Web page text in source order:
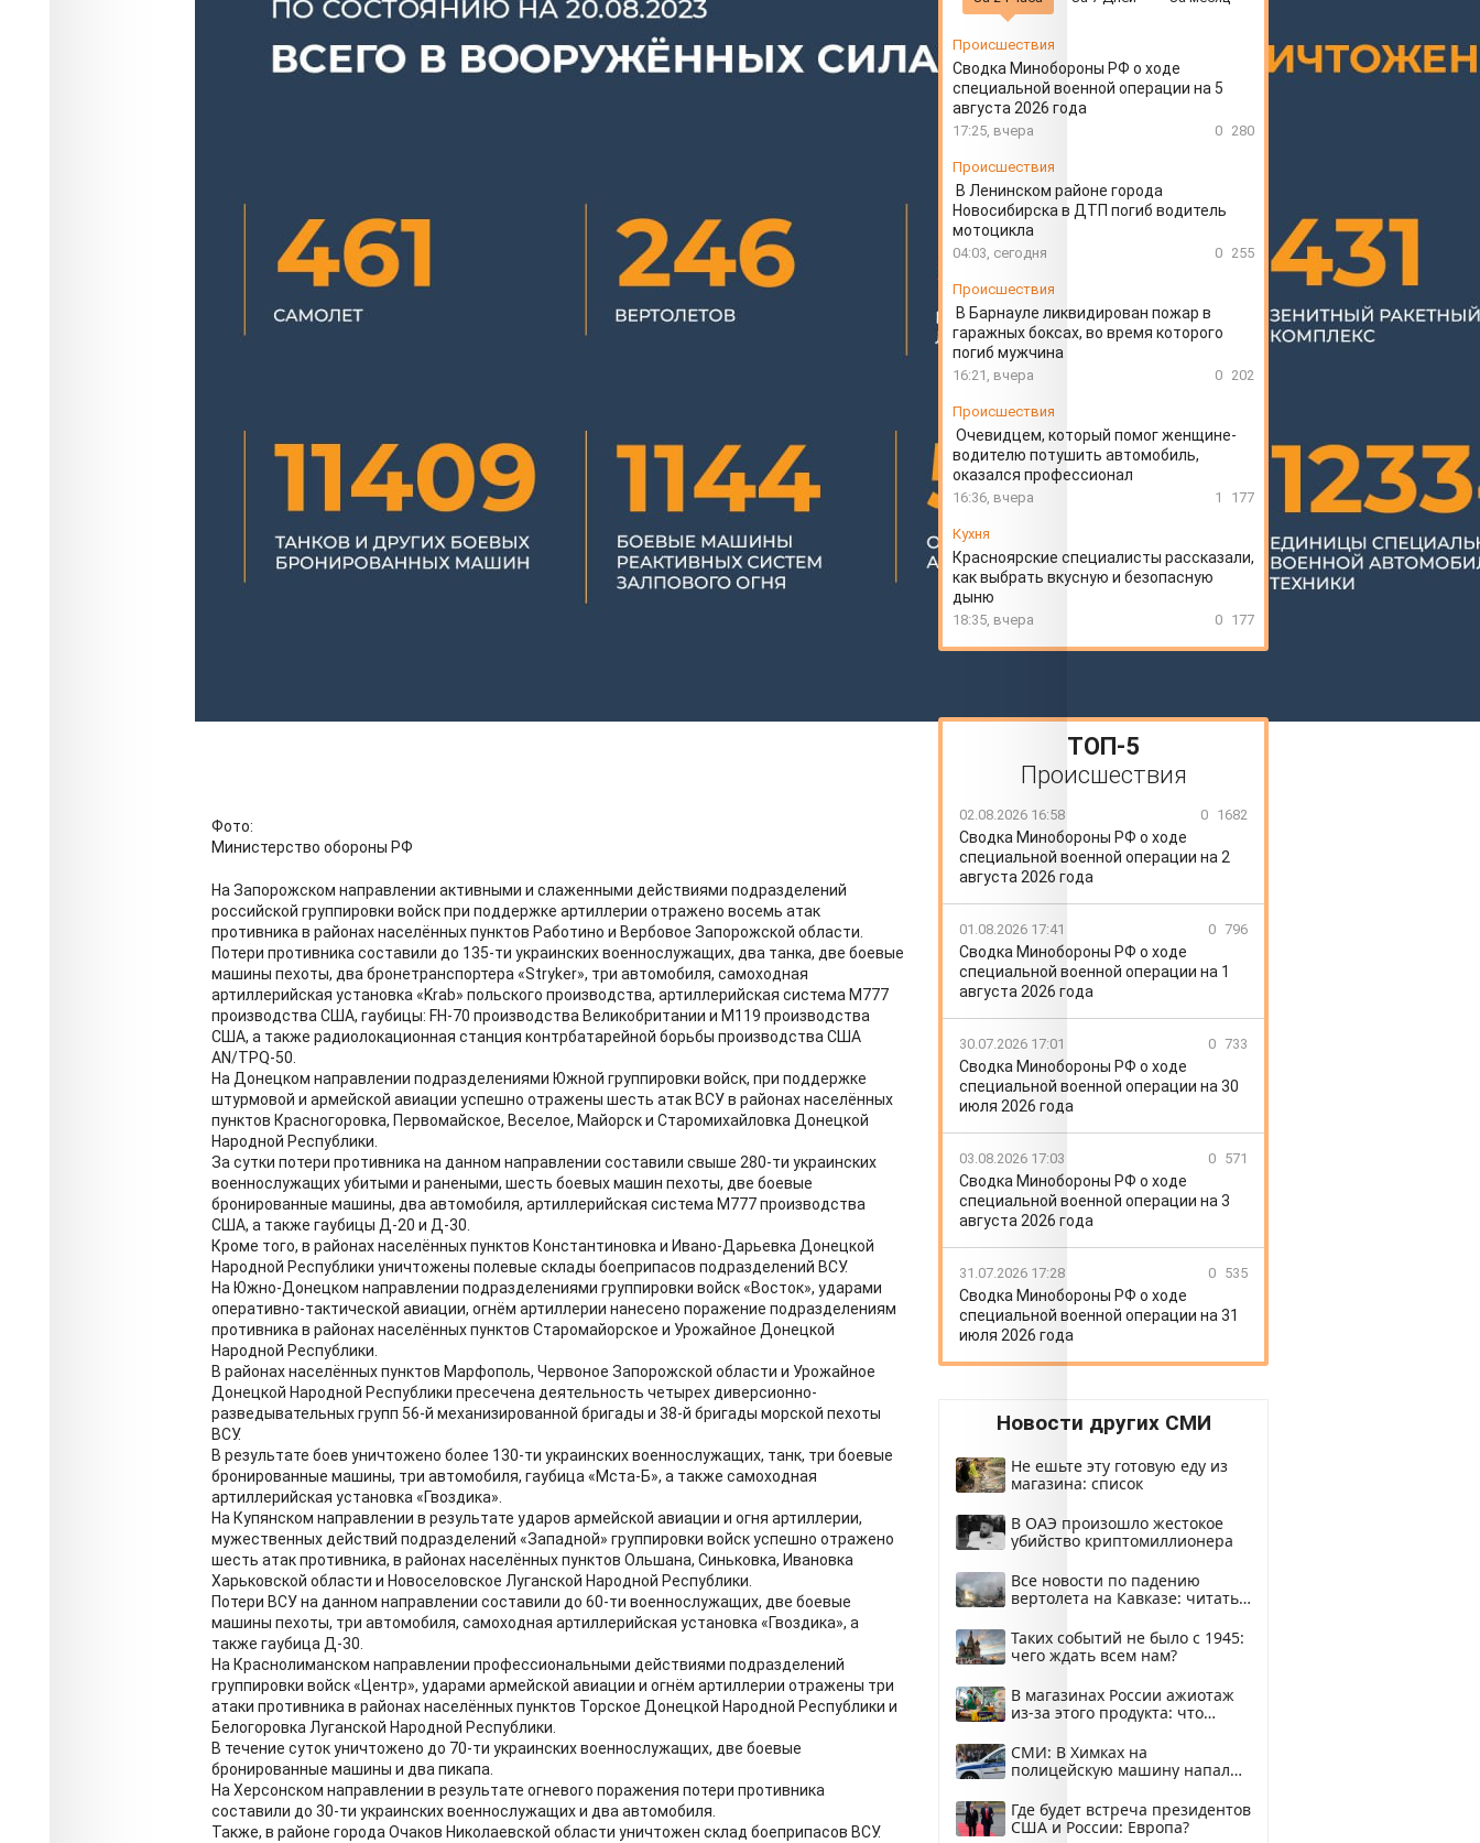
20 августа 2023 года
20.08.2023 20:05
Фото:
Министерство обороны РФ
На Запорожском направлении активными и слаженными действиями подразделений
российской группировки войск при поддержке артиллерии отражено восемь атак
противника в районах населённых пунктов Работино и Вербовое Запорожской области.
Потери противника составили до 135-ти украинских военнослужащих, два танка, две боевые
машины пехоты, два бронетранспортера «Stryker», три автомобиля, самоходная
артиллерийская установка «Krab» польского производства, артиллерийская система М777
производства США, гаубицы: FH-70 производства Великобритании и M119 производства
США, а также радиолокационная станция контрбатарейной борьбы производства США
AN/TPQ-50.
На Донецком направлении подразделениями Южной группировки войск, при поддержке
штурмовой и армейской авиации успешно отражены шесть атак ВСУ в районах населённых
пунктов Красногоровка, Первомайское, Веселое, Майорск и Старомихайловка Донецкой
Народной Республики.
За сутки потери противника на данном направлении составили свыше 280-ти украинских
военнослужащих убитыми и ранеными, шесть боевых машин пехоты, две боевые
бронированные машины, два автомобиля, артиллерийская система М777 производства
США, а также гаубицы Д-20 и Д-30.
Кроме того, в районах населённых пунктов Константиновка и Ивано-Дарьевка Донецкой
Народной Республики уничтожены полевые склады боеприпасов подразделений ВСУ.
На Южно-Донецком направлении подразделениями группировки войск «Восток», ударами
оперативно-тактической авиации, огнём артиллерии нанесено поражение подразделениям
противника в районах населённых пунктов Старомайорское и Урожайное Донецкой
Народной Республики.
В районах населённых пунктов Марфополь, Червоное Запорожской области и Урожайное
Донецкой Народной Республики пресечена деятельность четырех диверсионно-
разведывательных групп 56-й механизированной бригады и 38-й бригады морской пехоты
ВСУ.
В результате боев уничтожено более 130-ти украинских военнослужащих, танк, три боевые
бронированные машины, три автомобиля, гаубица «Мста-Б», а также самоходная
артиллерийская установка «Гвоздика».
На Купянском направлении в результате ударов армейской авиации и огня артиллерии,
мужественных действий подразделений «Западной» группировки войск успешно отражено
шесть атак противника, в районах населённых пунктов Ольшана, Синьковка, Ивановка
Харьковской области и Новоселовское Луганской Народной Республики.
Потери ВСУ на данном направлении составили до 60-ти военнослужащих, две боевые
машины пехоты, три автомобиля, самоходная артиллерийская установка «Гвоздика», а
также гаубица Д-30.
На Краснолиманском направлении профессиональными действиями подразделений
группировки войск «Центр», ударами армейской авиации и огнём артиллерии отражены три
атаки противника в районах населённых пунктов Торское Донецкой Народной Республики и
Белогоровка Луганской Народной Республики.
В течение суток уничтожено до 70-ти украинских военнослужащих, две боевые
бронированные машины и два пикапа.
На Херсонском направлении в результате огневого поражения потери противника
составили до 30-ти украинских военнослужащих и два автомобиля.
Также, в районе города Очаков Николаевской области уничтожен склад боеприпасов ВСУ.
Происшествия
Сводка Минобороны РФ о ходе
специальной военной операции на 5
августа 2026 года
17:25, вчера 0 280
Происшествия
В Ленинском районе города
Новосибирска в ДТП погиб водитель
мотоцикла
04:03, сегодня 0 255
Происшествия
В Барнауле ликвидирован пожар в
гаражных боксах, во время которого
погиб мужчина
16:21, вчера 0 202
Происшествия
Очевидцем, который помог женщине-
водителю потушить автомобиль,
оказался профессионал
16:36, вчера 1 177
Кухня
Красноярские специалисты рассказали,
как выбрать вкусную и безопасную
дыню
18:35, вчера 0 177
ТОП-5
Происшествия
02.08.2026 16:58 0 1682
Сводка Минобороны РФ о ходе
специальной военной операции на 2
августа 2026 года
01.08.2026 17:41 0 796
Сводка Минобороны РФ о ходе
специальной военной операции на 1
августа 2026 года
30.07.2026 17:01 0 733
Сводка Минобороны РФ о ходе
специальной военной операции на 30
июля 2026 года
03.08.2026 17:03 0 571
Сводка Минобороны РФ о ходе
специальной военной операции на 3
августа 2026 года
31.07.2026 17:28 0 535
Сводка Минобороны РФ о ходе
специальной военной операции на 31
июля 2026 года
Новости других СМИ
Не ешьте эту готовую еду из
магазина: список
В ОАЭ произошло жестокое
убийство криптомиллионера
Все новости по падению
вертолета на Кавказе: читать
Таких событий не было с 1945:
чего ждать всем нам?
В магазинах России ажиотаж
из-за этого продукта: что
СМИ: В Химках на
полицейскую машину напали
Где будет встреча президентов
США и России: Европа?